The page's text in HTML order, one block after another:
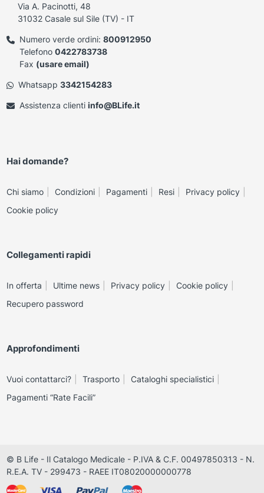
Via A. Pacinotti, 48
31032 Casale sul Sile (TV) - IT
Numero verde ordini: 800912950
Telefono 0422783738
Fax (usare email)
Whatsapp 3342154283
Assistenza clienti info@BLife.it
Hai domande?
Chi siamo Condizioni Pagamenti Resi
Privacy policy
Cookie policy
Collegamenti rapidi
In offerta Ultime news Privacy policy
Cookie policy
Recupero password
Approfondimenti
Vuoi contattarci? Trasporto
Cataloghi specialistici
Pagamenti “Rate Facili”
© B Life - Il Catalogo Medicale - P.IVA & C.F. 00497850313 - N.
R.E.A. TV - 299473 - RAEE IT08020000000778